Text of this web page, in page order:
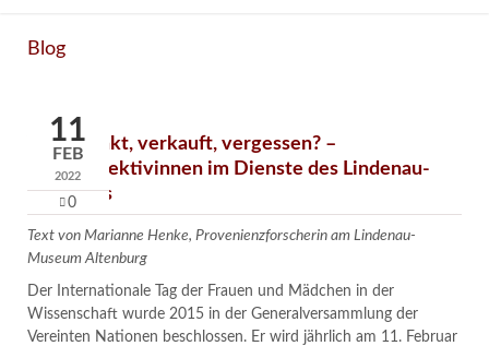
Blog
11
FEB
2022
0
Verschenkt, verkauft, vergessen? –
Kunstdetektivinnen im Dienste des Lindenau-
Museums
Text von Marianne Henke, Provenienzforscherin am Lindenau-
Museum Altenburg
Der Internationale Tag der Frauen und Mädchen in der
Wissenschaft wurde 2015 in der Generalversammlung der
Vereinten Nationen beschlossen. Er wird jährlich am 11. Februar